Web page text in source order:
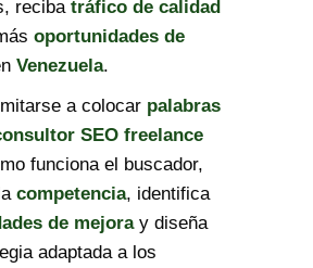
reciba tráfico de calidad
oportunidades de
Venezuela.
a colocar palabras
SEO freelance
funciona el buscador,
competencia, identifica
de mejoray diseña
adaptada a los